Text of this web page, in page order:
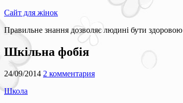
Сайт для жінок
Правильне знання дозволяє людині бути здоровою
Шкільна фобія
24/09/2014 2 комментария
Школа